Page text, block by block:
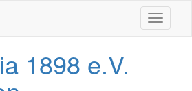
Toggle
1898 e.V.